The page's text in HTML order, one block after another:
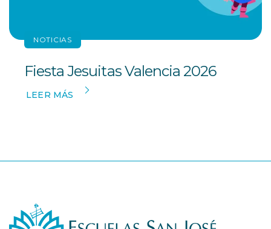
NOTICIAS
Fiesta Jesuitas Valencia 2026
LEER MÁS